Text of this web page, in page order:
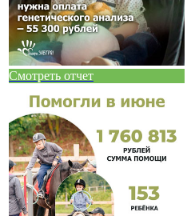
Смотреть отчет